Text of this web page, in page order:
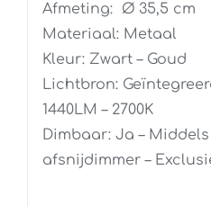
Afmeting: Ø 35,5 cm
Materiaal: Metaal
Kleur: Zwart – Goud
Lichtbron:
1440LM – 2700K
Dimbaar: Ja –
afsnijdimmer –